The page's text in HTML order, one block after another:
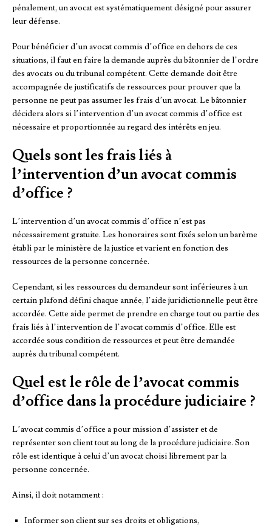
pénalement, un avocat est systématiquement désigné pour assurer
leur défense.
Pour bénéficier d’un avocat commis d’office en dehors de ces
situations, il faut en faire la demande auprès du bâtonnier de l’ordre
des avocats ou du tribunal compétent. Cette demande doit être
accompagnée de justificatifs de ressources pour prouver que la
personne ne peut pas assumer les frais d’un avocat. Le bâtonnier
décidera alors si l’intervention d’un avocat commis d’office est
nécessaire et proportionnée au regard des intérêts en jeu.
Quels sont les frais liés à
l’intervention d’un avocat commis
d’office ?
L’intervention d’un avocat commis d’office n’est pas
nécessairement gratuite. Les honoraires sont fixés selon un barème
établi par le ministère de la justice et varient en fonction des
ressources de la personne concernée.
Cependant, si les ressources du demandeur sont inférieures à un
certain plafond défini chaque année, l’aide juridictionnelle peut être
accordée. Cette aide permet de prendre en charge tout ou partie des
frais liés à l’intervention de l’avocat commis d’office. Elle est
accordée sous condition de ressources et peut être demandée
auprès du tribunal compétent.
Quel est le rôle de l’avocat commis
d’office dans la procédure judiciaire ?
L’avocat commis d’office a pour mission d’assister et de
représenter son client tout au long de la procédure judiciaire. Son
rôle est identique à celui d’un avocat choisi librement par la
personne concernée.
Ainsi, il doit notamment :
Informer son client sur ses droits et obligations,